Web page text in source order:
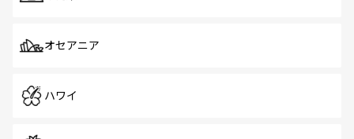
オセアニア
ハワイ